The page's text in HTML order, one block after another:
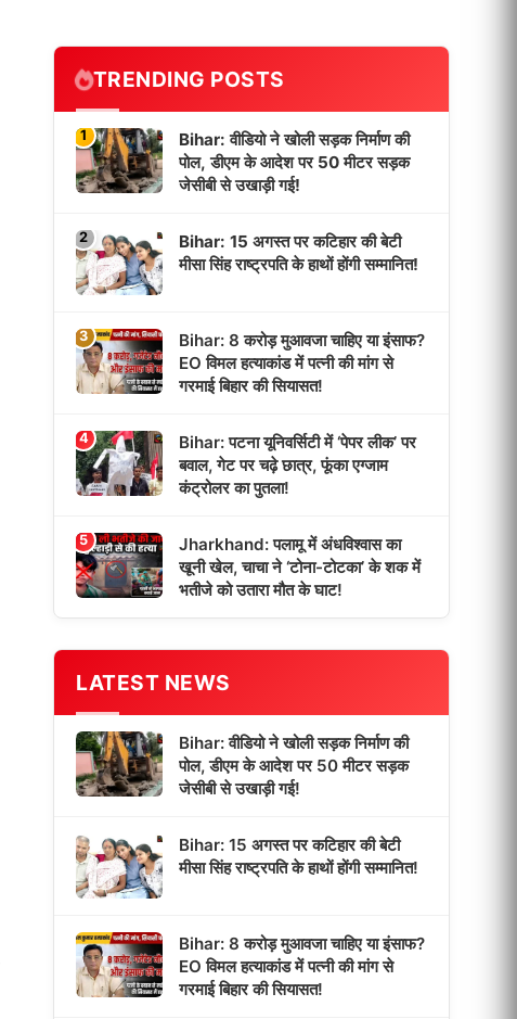
TRENDING POSTS
1
Bihar: वीडियो ने खोली सड़क निर्माण की
पोल, डीएम के आदेश पर 50 मीटर सड़क
जेसीबी से उखाड़ी गई!
2
Bihar: 15 अगस्त पर कटिहार की बेटी
मीसा सिंह राष्ट्रपति के हाथों होंगी सम्मानित!
3
Bihar: 8 करोड़ मुआवजा चाहिए या इंसाफ?
EO विमल हत्याकांड में पत्नी की मांग से
गरमाई बिहार की सियासत!
4
Bihar: पटना यूनिवर्सिटी में ‘पेपर लीक’ पर
बवाल, गेट पर चढ़े छात्र, फूंका एग्जाम
कंट्रोलर का पुतला!
5
Jharkhand: पलामू में अंधविश्वास का
खूनी खेल, चाचा ने ‘टोना-टोटका’ के शक में
भतीजे को उतारा मौत के घाट!
LATEST NEWS
Bihar: वीडियो ने खोली सड़क निर्माण की
पोल, डीएम के आदेश पर 50 मीटर सड़क
जेसीबी से उखाड़ी गई!
Bihar: 15 अगस्त पर कटिहार की बेटी
मीसा सिंह राष्ट्रपति के हाथों होंगी सम्मानित!
Bihar: 8 करोड़ मुआवजा चाहिए या इंसाफ?
EO विमल हत्याकांड में पत्नी की मांग से
गरमाई बिहार की सियासत!